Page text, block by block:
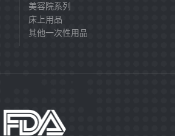
美容院系列
床上用品
其他一次性用品